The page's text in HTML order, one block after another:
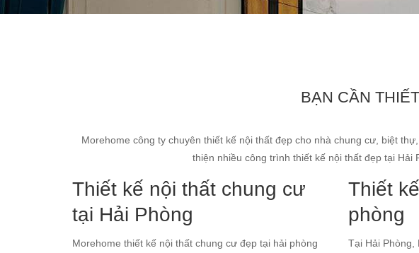
BẠN CẦN
Morehome công ty chuyên thiết kế nội thất đẹp cho nhà chung cư, biệt
thiện nhiều công trình thiết kế nội thất đẹp tại
Thiết kế nội thất chung cư
tại Hải Phòng
Morehome thiết kế nội thất chung cư đẹp tại hải phòng
Thiết
phòng
Tại Hải Phòng,